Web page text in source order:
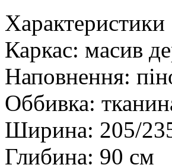
Характеристики
Каркас: масив
Наповнення:
Оббивка:
Ширина: 205/
Глибина: 90 см